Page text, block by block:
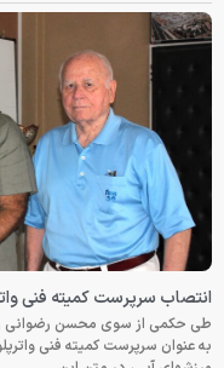
انتصاب سرپرست کمیته فنی
طی حکمی از سوی محسن رضوانی
به عنوان سرپرست کمیته فنی